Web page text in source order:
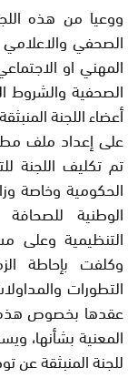
ووعيا من هذه
الصحفي
المهني او
الصحفية والشروط
أعضاء اللجنة
على إعداد ملف
تم تكليف اللجنة
الحكومية وخاصة
الوطنية
التنظيمية وعلى
وكلفت بإحاطة
التطورات
عقدها بخصوص هذه
المعنية بشأنها،
للجنة المنبثقة عن